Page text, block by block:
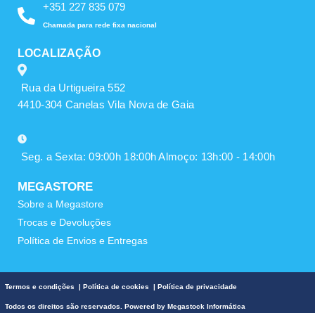
+351 227 835 079
Chamada para rede fixa nacional
LOCALIZAÇÃO
Rua da Urtigueira 552
4410-304 Canelas Vila Nova de Gaia
Seg. a Sexta: 09:00h 18:00h Almoço: 13h:00 - 14:00h
MEGASTORE
Sobre a Megastore
Trocas e Devoluções
Política de Envios e Entregas
Termos e condições | Política de cookies | Política de privacidade
Todos os direitos são reservados. Powered by Megastock Informática